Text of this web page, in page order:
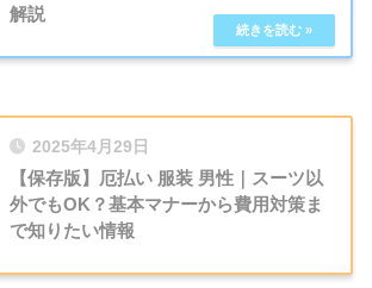
解説
2025年4月29日
【保存版】厄払い 服装 男性｜スーツ以
外でもOK？基本マナーから費用対策ま
で知りたい情報